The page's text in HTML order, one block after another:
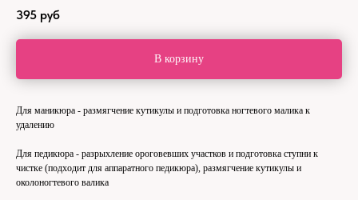
395 руб
В корзину
Для маникюра - размягчение кутикулы и подготовка ногтевого малика к
удалению
Для педикюра - разрыхление ороговевших участков и подготовка ступни к
чистке (подходит для аппаратного педикюра), размягчение кутикулы и
околоногтевого валика